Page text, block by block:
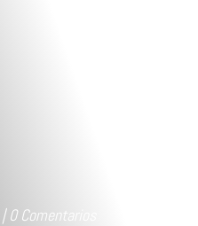
0 Comentarios